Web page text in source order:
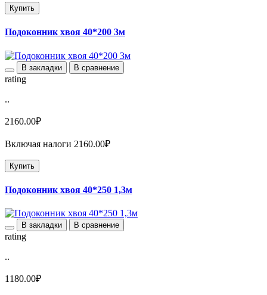
Купить
Подоконник хвоя 40*200 3м
В закладки В сравнение
rating
..
2160.00₽
Включая налоги 2160.00₽
Купить
Подоконник хвоя 40*250 1,3м
В закладки В сравнение
rating
..
1180.00₽